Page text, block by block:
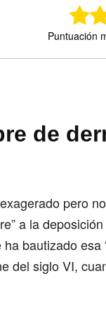
Puntuación
de
pero
a la
bautizado
del siglo VI,